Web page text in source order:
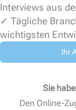
Interviews aus
✓ Tägliche
wichtigsten
Ihr
Sie
Den Online-